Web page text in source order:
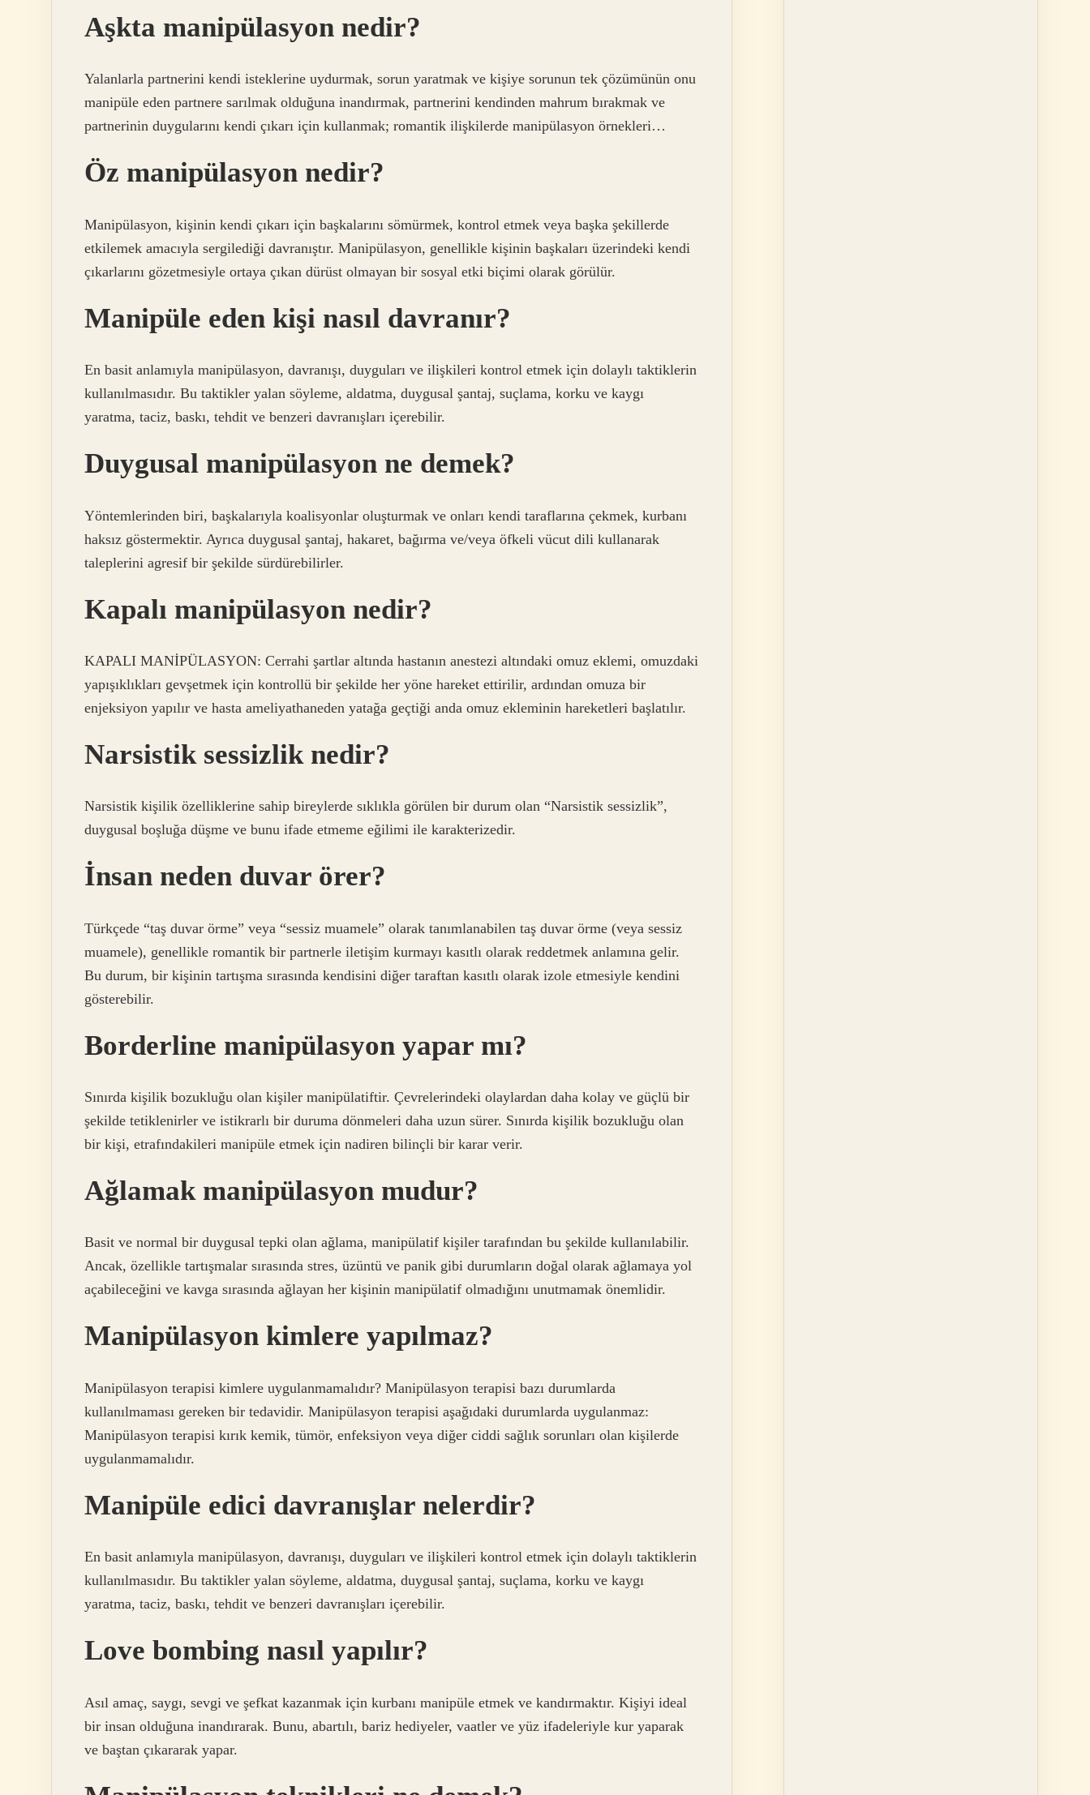
Aşkta manipülasyon nedir?
Yalanlarla partnerini kendi isteklerine uydurmak, sorun yaratmak ve kişiye sorunun tek çözümünün onu
manipüle eden partnere sarılmak olduğuna inandırmak, partnerini kendinden mahrum bırakmak ve
partnerinin duygularını kendi çıkarı için kullanmak; romantik ilişkilerde manipülasyon örnekleri…
Öz manipülasyon nedir?
Manipülasyon, kişinin kendi çıkarı için başkalarını sömürmek, kontrol etmek veya başka şekillerde
etkilemek amacıyla sergilediği davranıştır. Manipülasyon, genellikle kişinin başkaları üzerindeki kendi
çıkarlarını gözetmesiyle ortaya çıkan dürüst olmayan bir sosyal etki biçimi olarak görülür.
Manipüle eden kişi nasıl davranır?
En basit anlamıyla manipülasyon, davranışı, duyguları ve ilişkileri kontrol etmek için dolaylı taktiklerin
kullanılmasıdır. Bu taktikler yalan söyleme, aldatma, duygusal şantaj, suçlama, korku ve kaygı
yaratma, taciz, baskı, tehdit ve benzeri davranışları içerebilir.
Duygusal manipülasyon ne demek?
Yöntemlerinden biri, başkalarıyla koalisyonlar oluşturmak ve onları kendi taraflarına çekmek, kurbanı
haksız göstermektir. Ayrıca duygusal şantaj, hakaret, bağırma ve/veya öfkeli vücut dili kullanarak
taleplerini agresif bir şekilde sürdürebilirler.
Kapalı manipülasyon nedir?
KAPALI MANİPÜLASYON: Cerrahi şartlar altında hastanın anestezi altındaki omuz eklemi, omuzdaki
yapışıklıkları gevşetmek için kontrollü bir şekilde her yöne hareket ettirilir, ardından omuza bir
enjeksiyon yapılır ve hasta ameliyathaneden yatağa geçtiği anda omuz ekleminin hareketleri başlatılır.
Narsistik sessizlik nedir?
Narsistik kişilik özelliklerine sahip bireylerde sıklıkla görülen bir durum olan “Narsistik sessizlik”,
duygusal boşluğa düşme ve bunu ifade etmeme eğilimi ile karakterizedir.
İnsan neden duvar örer?
Türkçede “taş duvar örme” veya “sessiz muamele” olarak tanımlanabilen taş duvar örme (veya sessiz
muamele), genellikle romantik bir partnerle iletişim kurmayı kasıtlı olarak reddetmek anlamına gelir.
Bu durum, bir kişinin tartışma sırasında kendisini diğer taraftan kasıtlı olarak izole etmesiyle kendini
gösterebilir.
Borderline manipülasyon yapar mı?
Sınırda kişilik bozukluğu olan kişiler manipülatiftir. Çevrelerindeki olaylardan daha kolay ve güçlü bir
şekilde tetiklenirler ve istikrarlı bir duruma dönmeleri daha uzun sürer. Sınırda kişilik bozukluğu olan
bir kişi, etrafındakileri manipüle etmek için nadiren bilinçli bir karar verir.
Ağlamak manipülasyon mudur?
Basit ve normal bir duygusal tepki olan ağlama, manipülatif kişiler tarafından bu şekilde kullanılabilir.
Ancak, özellikle tartışmalar sırasında stres, üzüntü ve panik gibi durumların doğal olarak ağlamaya yol
açabileceğini ve kavga sırasında ağlayan her kişinin manipülatif olmadığını unutmamak önemlidir.
Manipülasyon kimlere yapılmaz?
Manipülasyon terapisi kimlere uygulanmamalıdır? Manipülasyon terapisi bazı durumlarda
kullanılmaması gereken bir tedavidir. Manipülasyon terapisi aşağıdaki durumlarda uygulanmaz:
Manipülasyon terapisi kırık kemik, tümör, enfeksiyon veya diğer ciddi sağlık sorunları olan kişilerde
uygulanmamalıdır.
Manipüle edici davranışlar nelerdir?
En basit anlamıyla manipülasyon, davranışı, duyguları ve ilişkileri kontrol etmek için dolaylı taktiklerin
kullanılmasıdır. Bu taktikler yalan söyleme, aldatma, duygusal şantaj, suçlama, korku ve kaygı
yaratma, taciz, baskı, tehdit ve benzeri davranışları içerebilir.
Love bombing nasıl yapılır?
Asıl amaç, saygı, sevgi ve şefkat kazanmak için kurbanı manipüle etmek ve kandırmaktır. Kişiyi ideal
bir insan olduğuna inandırarak. Bunu, abartılı, bariz hediyeler, vaatler ve yüz ifadeleriyle kur yaparak
ve baştan çıkararak yapar.